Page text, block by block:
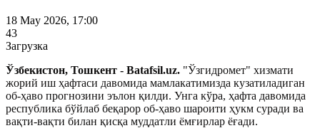
18 May 2026, 17:00
43
Загрузка
Ўзбекистон, Тошкент - Batafsil.uz. "Ўзгидромет" хизмати
жорий иш ҳафтаси давомида мамлакатимизда кузатиладиган
об-ҳаво прогнозини эълон қилди. Унга кўра, ҳафта давомида
республика бўйлаб беқарор об-ҳаво шароити ҳукм суради ва
вақти-вақти билан қисқа муддатли ёмғирлар ёғади.